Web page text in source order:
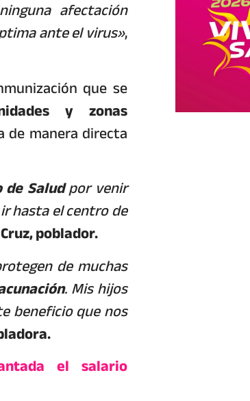
afectación
ante el virus»,
que se
y zonas
de manera directa
Saludpor venir
hasta el centro de
poblador.
de muchas
. Mis hijos
beneficio que nos
el salario